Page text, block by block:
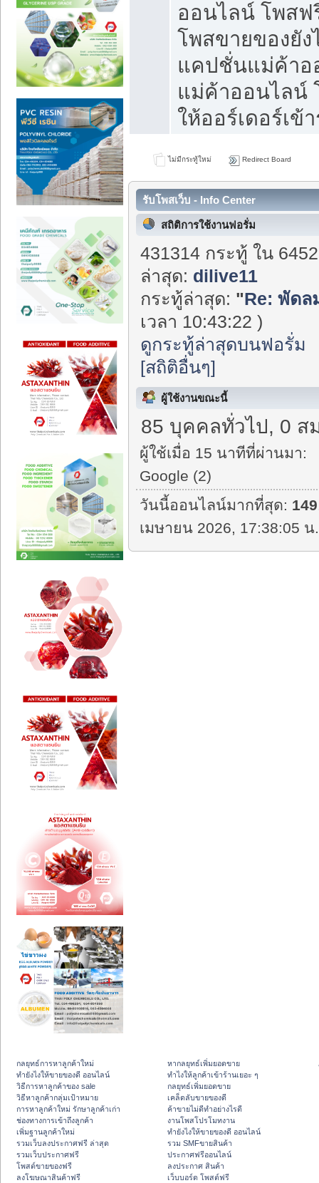
ออนไลน์ โพส
โพสขายของยัง
แคปชั่นแม่ค้า
แม่ค้าออนไลน์
ให้ออร์เดอร์เข้
ไม่มีกระทู้ใหม่ Redirect Board
รับโพสเว็บ - Info Center
สถิติการใช้งานฟอรั่ม
431314 กระทู้ ใน
ล่าสุด: dilive11
กระทู้ล่าสุด: "Re: พัดล
เวลา 10:43:22 )
ดูกระทู้ล่าสุดบนฟอรั่ม
[สถิติอื่นๆ]
ผู้ใช้งานขณะนี้
85 บุคคลทั่วไป, 0 ส
ผู้ใช้เมื่อ 15 นาทีที่ผ่านมา:
Google (2)
วันนี้ออนไลน์มากที่สุด: 149
เมษายน 2026, 17:38:05 น
กลยุทธ์การหาลูกค้าใหม่
ทํายังไงให้ขายของดี ออนไลน์
วิธีการหาลูกค้าของ sale
วิธีหาลูกค้ากลุ่มเป้าหมาย
การหาลูกค้าใหม่ รักษาลูกค้าเก่า
ช่องทางการเข้าถึงลูกค้า
เพิ่มฐานลูกค้าใหม่
รวมเว็บลงประกาศฟรี ล่าสุด
รวมเว็บประกาศฟรี
โพสต์ขายของฟรี
ลงโฆษณาสินค้าฟรี
หากลยุทธ์เพิ่มยอดขาย
ทําไงให้ลูกค้าเข้าร้านเยอะ ๆ
กลยุทธ์เพิ่มยอดขาย
เคล็ดลับขายของดี
ค้าขายไม่ดีทำอย่างไรดี
งานโพสโปรโมทงาน
ทํายังไงให้ขายของดี ออนไลน์
รวม SMFขายสินค้า
ประกาศฟรีออนไลน์
ลงประกาศ สินค้า
เว็บบอร์ด โพสต์ฟรี